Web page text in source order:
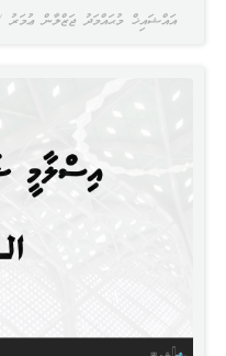
އައްޝައިޚް މުޙައްމަދު ޖަޒްލާން ޢުމަރު